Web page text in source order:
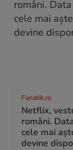
Fanatik.ro
Netflix,
români.
cele mai
devine